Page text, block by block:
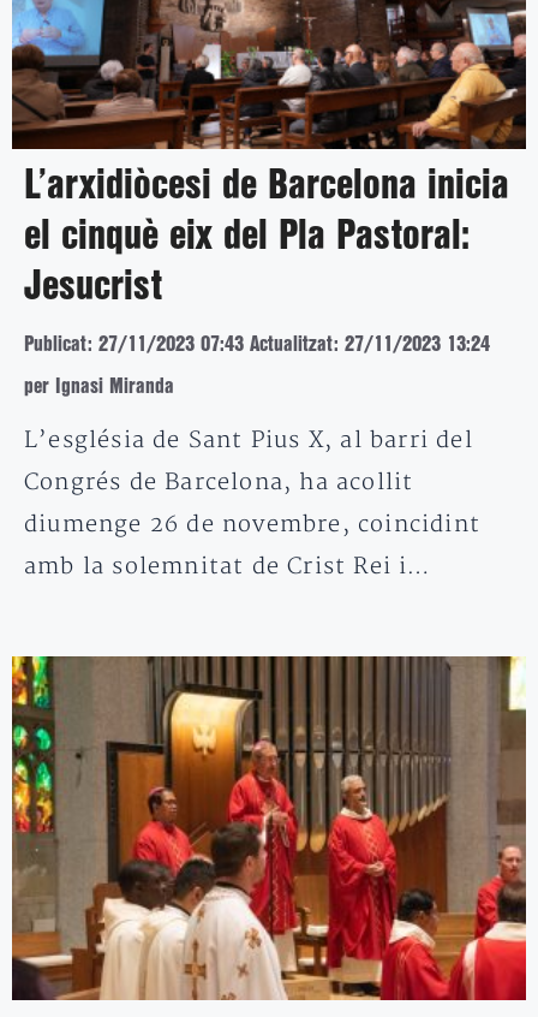
L’arxidiòcesi de Barcelona inicia
el cinquè eix del Pla Pastoral:
Jesucrist
Publicat: 27/11/2023 07:43 Actualitzat: 27/11/2023 13:24
per Ignasi Miranda
L’església de Sant Pius X, al barri del
Congrés de Barcelona, ha acollit
diumenge 26 de novembre, coincidint
amb la solemnitat de Crist Rei i…